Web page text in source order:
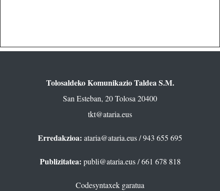
Tolosaldeko Komunikazio Taldea S.M.
San Esteban, 20 Tolosa 20400
tkt@ataria.eus
Erredakzioa: ataria@ataria.eus/ 943 655 695
Publizitatea: publi@ataria.eus/ 661 678 818
Codesyntaxek garatua